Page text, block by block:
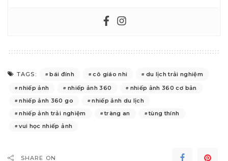
TAGS: bái đính cô giáo nhi
du lịch trải nghiệm
nhiếp ảnh
nhiếp ảnh 360
nhiếp ảnh 360 cơ bản
nhiếp ảnh 360 go
nhiếp ảnh du lịch
nhiếp ảnh trải nghiệm
tràng an
tùng thính
vui học nhiếp ảnh
SHARE ON